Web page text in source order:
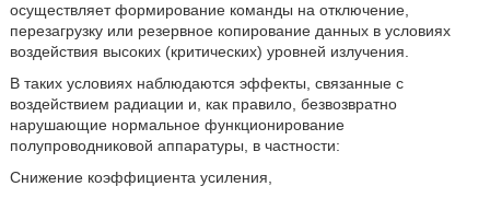
осуществляет формирование команды на отключение,
перезагрузку или резервное копирование данных в условиях
воздействия высоких (критических) уровней излучения.
В таких условиях наблюдаются эффекты, связанные с
воздействием радиации и, как правило, безвозвратно
нарушающие нормальное функционирование
полупроводниковой аппаратуры, в частности:
Снижение коэффициента усиления,